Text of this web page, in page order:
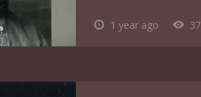
1 year ago